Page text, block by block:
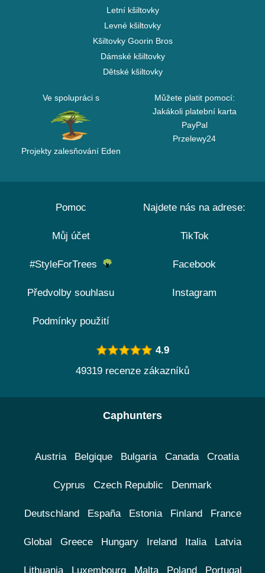
Letní kšiltovky
Levné kšiltovky
Kšiltovky Goorin Bros
Dámské kšiltovky
Dětské kšiltovky
Ve spolupráci s
Projekty zalesňování Eden
Můžete platit pomocí:
Jakákoli platební karta
PayPal
Przelewy24
Pomoc
Můj účet
#StyleForTrees
Předvolby souhlasu
Podmínky použití
Najdete nás na adrese:
TikTok
Facebook
Instagram
4.9
49319 recenze zákazníků
Caphunters
Austria Belgique Bulgaria Canada Croatia
Cyprus Czech Republic Denmark
Deutschland España Estonia Finland France
Global Greece Hungary Ireland Italia Latvia
Lithuania Luxembourg Malta Poland Portugal